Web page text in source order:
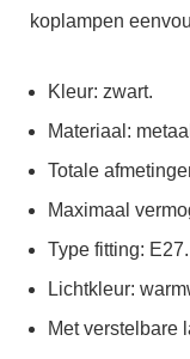
koplampen
Kleur: zwart.
Materiaal: metaal
Totale
Maximaal
Type fitting: E27.
Lichtkleur:
Met verstelbare